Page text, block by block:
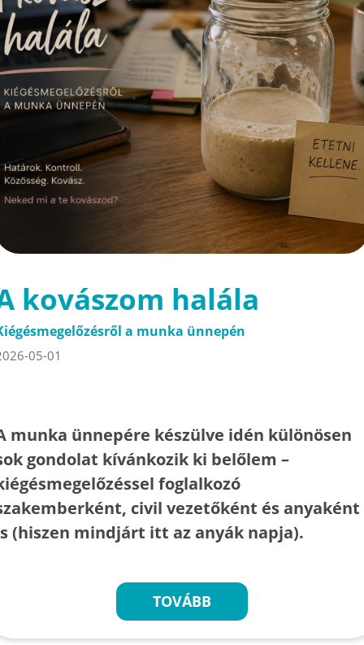
kovászom halála
a munka ünnepén
05-01
munka ünnepére készülve idén különösen
gondolat kívánkozik ki belőlem –
foglalkozó
civil vezetőként és anyaként
(hiszen mindjárt itt az anyák napja).
TOVÁBB